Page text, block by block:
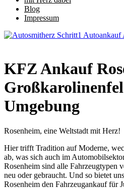
Blog
Impressum
KFZ Ankauf
Umgebung
Rosenheim, eine Weltstadt mit Herz!
Hier trifft Tradition auf Moderne,
ab, was sich auch im
Rosenheim sind alle Fahrzeugtypen
neu oder gebraucht. Und so bietet
Rosenheim den Fahrzeugankauf für